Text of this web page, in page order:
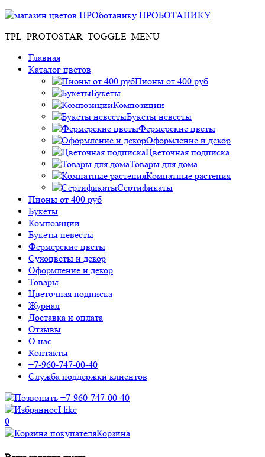
ПРОБОТАНИКУ
TPL_PROTOSTAR_TOGGLE_MENU
Главная
Каталог цветов
Пионы от 400 руб
Букеты
Композиции
Букеты невесты
Фермерские цветы
Оформление и декор
Цветочная подписка
Товары для дома
Комнатные растения
Сертификаты
Пионы от 400 руб
Букеты
Композиции
Букеты невесты
Фермерские цветы
Сухоцветы и декор
Оформление и декор
Товары
Цветочная подписка
Журнал
Доставка и оплата
Отзывы
О нас
Контакты
+7-960-747-00-40
Служба поддержки клиентов
+7-960-747-00-40
I like
0
Корзина